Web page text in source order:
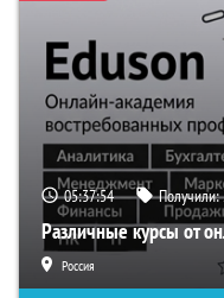
05:37:54 Получили:
Различные курсы от
Россия